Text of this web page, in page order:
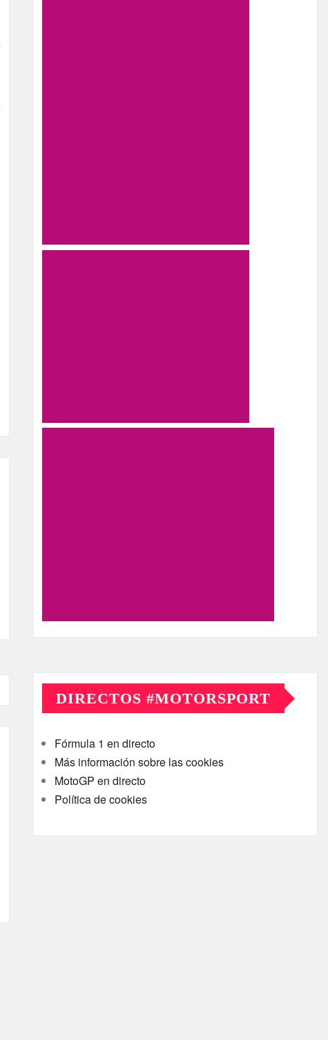
DIRECTOS #MOTORSPORT
Fórmula 1 en directo
Más información sobre las cookies
MotoGP en directo
Política de cookies